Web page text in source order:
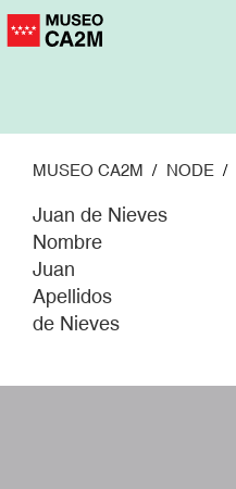
Pasar
MUSEO CA2M NODE
Juan de Nieves
Nombre
Juan
Apellidos
de Nieves